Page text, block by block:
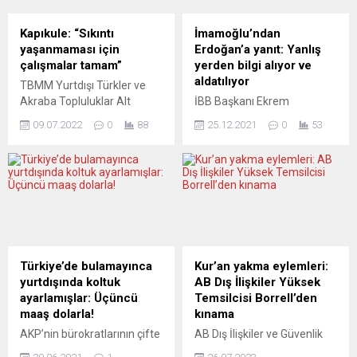
“Koronavirüs Tedbirleri
Kapsamında Ülkelere Giriş
Tablosu”nda yaptığı ilk
güncellemede, Omicron
varyantı nedeniyle alınan
karar...
fidan bağışlarını teslim etti.
Denizli Orman Bölge
Müdürü tarafından
belirlenen Göveçlik
ağaçlandırma...
Kapıkule: “Sıkıntı
yaşanmaması için
çalışmalar tamam”
TBMM Yurtdışı Türkler ve
Akraba Topluluklar Alt
Sırakaya Kapıkule Gümrük
önlemlerin alındığını bildirdi.
Ak Parti İstanbul milletvekili
izinlerini ve senelik tatillerini
Anavatanlarında geçirmek
için araçlarıyla Türkiye’ye
giriş yapıkları Kapıkule sınır
kapımızda âşığı oldukları
Türkiyelerine kavuşurken
09.07.2022 0 88
İmamoğlu’ndan
Erdoğan’a yanıt: Yanlış
yerden bilgi alıyor ve
aldatılıyor
İBB Başkanı Ekrem
örgütleriyle iltisaklı olan 45
diyen AKP’li Cumhurbaşkanı
Recep Tayyip Erdoğan’a
gerçek bilgileri görebilir”
dedi. İstanbul Büyükşehir
Belediye (İBB) Başkanı
Ekrem İmamoğlu, AKP
Cumhurbaşkanı...
25.12.2021 0 53
Türkiye’de bulamayınca
yurtdışında koltuk
ayarlamışlar: Üçüncü
maaş dolarla!
AKP’nin bürokratlarının çifte
maaşlarını araştıran
Kur’an yakma eylemleri:
AB Dış İlişkiler Yüksek
Temsilcisi Borrell’den
kınama
AB Dış İlişkiler ve Güvenlik
Politikası Yüksek Temsilcisi